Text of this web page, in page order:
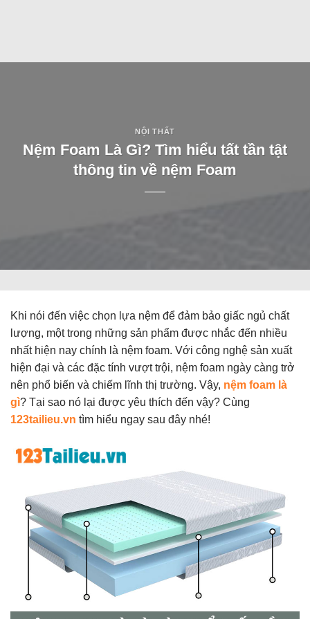
NỘI THẤT
Nệm Foam Là Gì? Tìm hiểu tất tần tật
thông tin về nệm Foam
Khi nói đến việc chọn lựa nệm để đảm bảo giấc ngủ chất
lượng, một trong những sản phẩm được nhắc đến nhiều
nhất hiện nay chính là nệm foam. Với công nghệ sản xuất
hiện đại và các đặc tính vượt trội, nệm foam ngày càng trở
nên phổ biến và chiếm lĩnh thị trường. Vậy, nệm foam là
gì? Tại sao nó lại được yêu thích đến vậy? Cùng
123tailieu.vn tìm hiểu ngay sau đây nhé!